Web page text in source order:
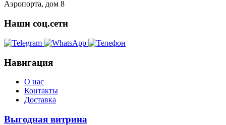
Аэропорта, дом 8
Наши соц.сети
Навигация
О нас
Контакты
Доставка
Выгодная витрина